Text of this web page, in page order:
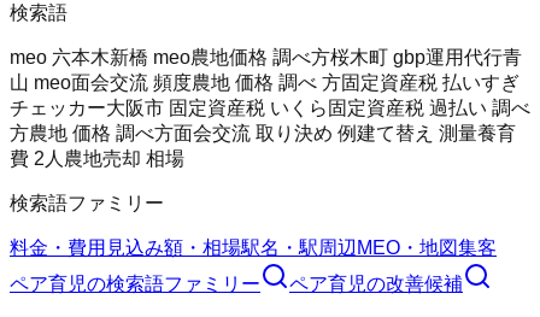
検索語
meo 六本木新橋 meo農地価格 調べ方桜木町 gbp運用代行青
山 meo面会交流 頻度農地 価格 調べ 方固定資産税 払いすぎ
チェッカー大阪市 固定資産税 いくら 固定資産税 過払い 調べ
方農地 価格 調べ方面会交流 取り決め 例建て替え 測量養育
費 2人 農地売却 相場
検索語ファミリー
料金・費用 見込み額・相場駅名・駅周辺 MEO・地図集客
ペア育児の検索語ファミリー ペア育児の改善候補